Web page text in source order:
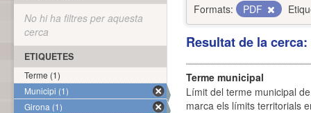
Formats:
PDF
Resultat de la
Terme municipal
Límit del terme municipal
marca els límits territorials
No hi ha filtres per aquesta
cerca
ETIQUETES
Terme (1)
Municipi (1)
Girona (1)